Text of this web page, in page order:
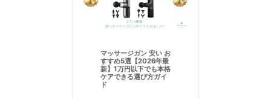
マッサージガン 安い お
すすめ5選【2026年最
新】1万円以下でも本格
ケアできる選び方ガイ
ド